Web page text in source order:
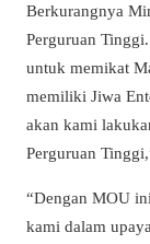
Berkurangnya
Perguruan
untuk memikat
memiliki Jiwa
akan kami
Perguruan
“Dengan MOU
kami dalam